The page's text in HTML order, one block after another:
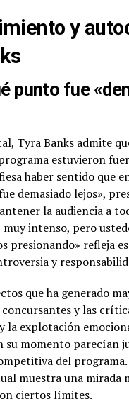
y
punto fue
Tyra Banks admite
estuvieron
haber sentido que
demasiado lejos»,
la audiencia a
muy intenso, pero
presionando» refleja
y
que ha generado
y las
la explotación
su momento parecían
del programa.
muestra una mirada
ciertos límites.